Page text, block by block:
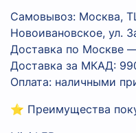
Самовывоз: Москва,
Новоивановское, ул.
Доставка по Москве
Доставка за МКАД:
Оплата: наличными
⭐ Преимущества